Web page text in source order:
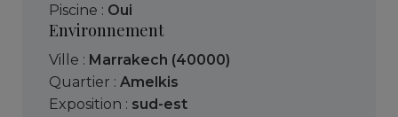
Piscine : Oui
Environnement
Ville : Marrakech (40000)
Quartier : Amelkis
Exposition : sud-est